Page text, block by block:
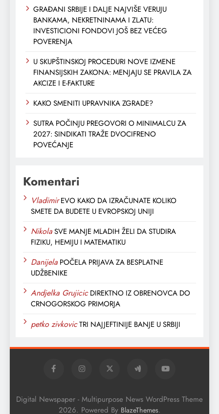
GRAĐANI SRBIJE I DALJE NAJVIŠE VERUJU
BANKAMA, NEKRETNINAMA I ZLATU:
INVESTICIONI FONDOVI JOŠ BEZ VEĆEG
POVERENJA
U SKUPŠTINSKOJ PROCEDURI NOVE IZMENE
FINANSIJSKIH ZAKONA: MENJAJU SE PRAVILA ZA
AKCIZE I E-FAKTURE
KAKO SMENITI UPRAVNIKA ZGRADE?
SUTRA POČINJU PREGOVORI O MINIMALCU ZA
2027: SINDIKATI TRAŽE DVOCIFRENO
POVEĆANJE
Komentari
Vladimir EVO KAKO DA IZRAČUNATE KOLIKO
SMETE DA BUDETE U EVROPSKOJ UNIJI
NikolaSVE MANJE MLADIH ŽELI DA STUDIRA
FIZIKU, HEMIJU I MATEMATIKU
Danijela POČELA PRIJAVA ZA BESPLATNE
UDŽBENIKE
Andjelka Grujicic DIREKTNO IZ OBRENOVCA DO
CRNOGORSKOG PRIMORJA
petko zivkovicTRI NAJJEFTINIJE BANJE U SRBIJI
Digital Newspaper - Multipurpose News WordPress Theme
2026. Powered By BlazeThemes.